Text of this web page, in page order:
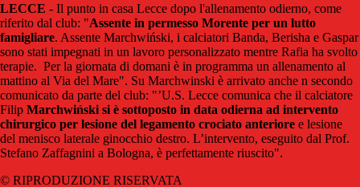
LECCE - Il punto in casa Lecce dopo l'allenamento odierno, come
riferito dal club: "Assente in permesso Morente per un lutto
famigliare. Assente Marchwiński, i calciatori Banda, Berisha e Gaspar
sono stati impegnati in un lavoro personalizzato mentre Rafia ha svolto
terapie. Per la giornata di domani è in programma un allenamento al
mattino al Via del Mare". Su Marchwinski è arrivato anche n secondo
comunicato da parte del club: "’U.S. Lecce comunica che il calciatore
Filip Marchwiński si è sottoposto in data odierna ad intervento
chirurgico per lesione del legamento crociato anteriore e lesione
del menisco laterale ginocchio destro. L’intervento, eseguito dal Prof.
Stefano Zaffagnini a Bologna, è perfettamente riuscito".
© RIPRODUZIONE RISERVATA